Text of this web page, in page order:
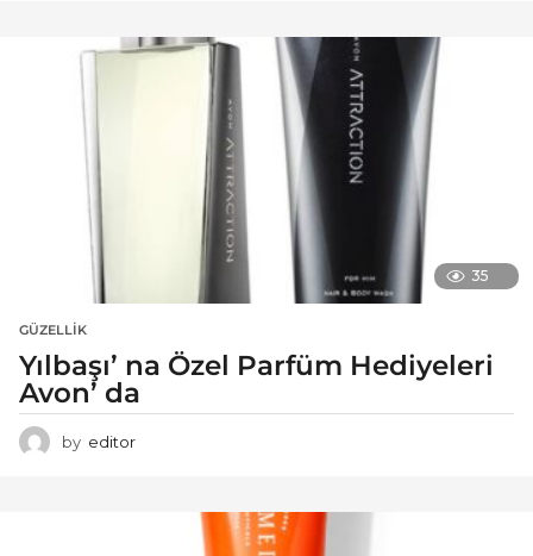
35
GÜZELLIK
Yılbaşı’ na Özel Parfüm Hediyeleri
Avon’ da
by editor